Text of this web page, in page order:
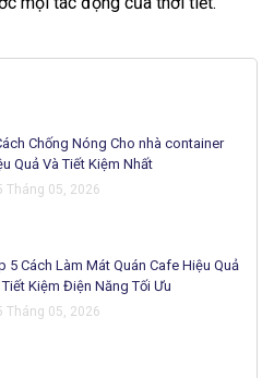
Chống Nóng Cho nhà container
Quả Và Tiết Kiệm Nhất
Tháng 05, 2026
5 Cách Làm Mát Quán Cafe Hiệu Quả
Tiết Kiệm Điện Năng Tối Ưu
Tháng 05, 2026